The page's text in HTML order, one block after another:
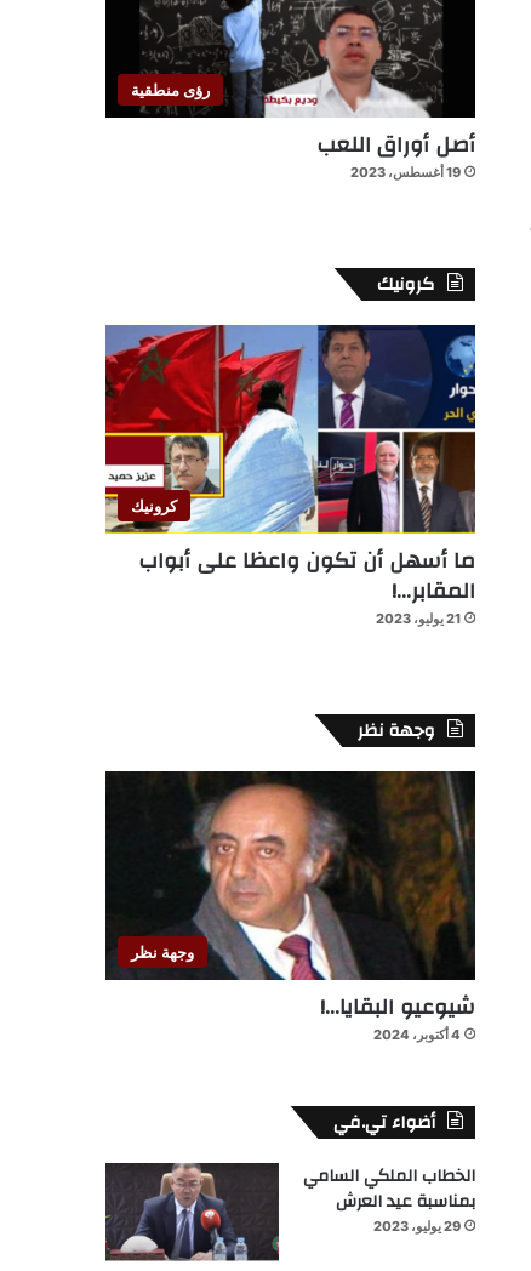
رؤى منطقية
أصل أوراق اللعب
19 أغسطس، 2023
كرونيك
كرونيك
ما أسهل أن تكون واعظا على أبواب
المقابر…!
21 يوليو، 2023
وجهة نظر
وجهة نظر
شيوعيو البقايا…!
4 أكتوبر، 2024
أضواء تي.في
الخطاب الملكي السامي
بمناسبة عيد العرش
29 يوليو، 2023